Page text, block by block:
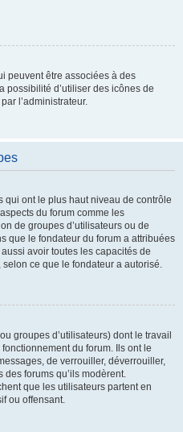
peuvent être associées à des
possibilité d’utiliser des icônes de
l’administrateur.
qui ont le plus haut niveau de contrôle
du forum comme les
de groupes d’utilisateurs ou de
que le fondateur du forum a attribuées
avoir toutes les capacités de
ce que le fondateur a autorisé.
groupes d’utilisateurs) dont le travail
du forum. Ils ont le
de verrouiller, déverrouiller,
forums qu’ils modèrent.
que les utilisateurs partent en
ou offensant.